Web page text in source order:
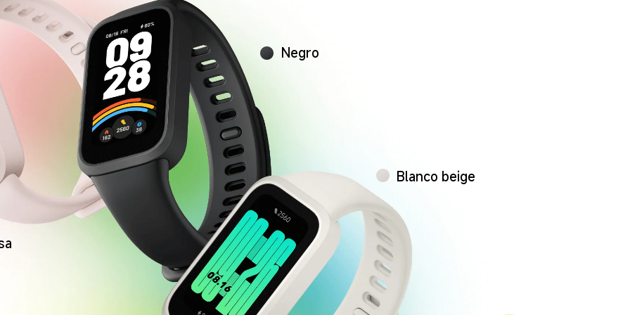
Negro
Blanco beige